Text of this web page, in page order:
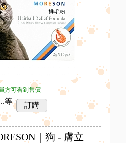
方可看到售價
等 訂購
｜狗 - 膚立